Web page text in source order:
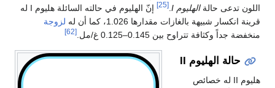
اللون تدعى حالةالهليوم I [25]
إنّ الهليوم في حالته السائلة هليوم I له
قرينة انكسار شبيهة بالغازات مقدارها 1.026، كما أن له
لزوجة
منخفضة جداً وكثافة تتراوح بين 0.145–0.125 غ/مل.
[62]
حالة الهليوم II
هليوم II له خصائص